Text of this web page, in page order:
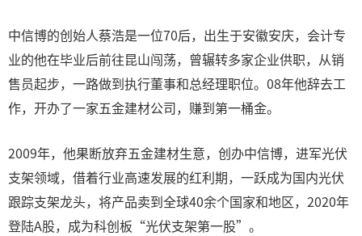
中信博的创始人蔡浩是一位70后，出生于安徽安庆，会计专
业的他在毕业后前往昆山闯荡，曾辗转多家企业供职，从销
售员起步，一路做到执行董事和总经理职位。08年他辞去工
作，开办了一家五金建材公司，赚到第一桶金。
2009年，他果断放弃五金建材生意，创办中信博，进军光伏
支架领域，借着行业高速发展的红利期，一跃成为国内光伏
跟踪支架龙头，将产品卖到全球40余个国家和地区，2020年
登陆A股，成为科创板“光伏支架第一股”。